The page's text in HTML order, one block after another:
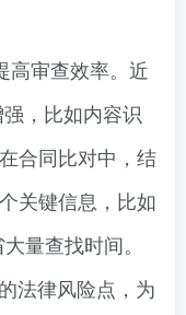
高审查效率。近
，比如内容识
合同比对中，结
关键信息，比如
量查找时间。
法律风险点，为